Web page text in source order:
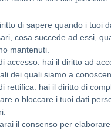
di sapere quando i tuoi
cosa succede ad essi,
mantenuti.
accesso: hai il diritto ad
dei quali siamo a
rettifica: hai il diritto di
o bloccare i tuoi dati
il consenso per